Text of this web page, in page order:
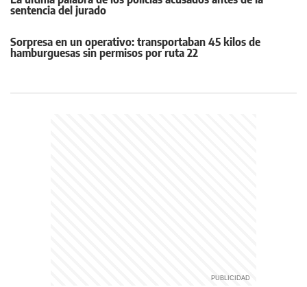
sentencia del jurado
Sorpresa en un operativo: transportaban 45 kilos de
hamburguesas sin permisos por ruta 22